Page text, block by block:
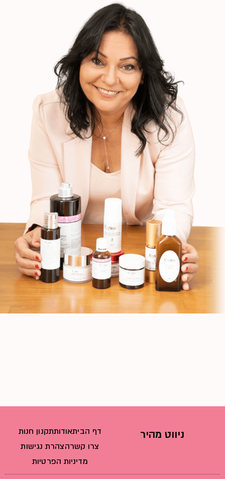
ניווט מהיר דף הביתאודותתקנון חנות
צרו קשרהצהרת נגישות
מדיניות הפרטיות